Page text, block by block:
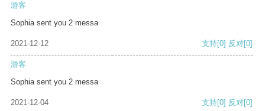
游客
Sophia sent you 2 messa
2021-12-12 支持[0] 反对[0]
游客
Sophia sent you 2 messa
2021-12-04 支持[0] 反对[0]